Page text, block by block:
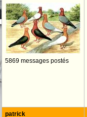
5869 messages postés
patrick